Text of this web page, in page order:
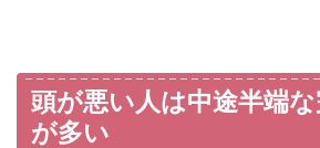
頭が悪い人は中途半端
が多い